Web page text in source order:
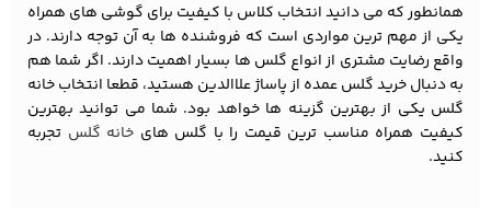
همانطور که می دانید انتخاب کلاس با کیفیت برای گوشی های همراه
یکی از مهم ترین مواردی است که فروشنده ها به آن توجه دارند. در
واقع رضایت مشتری از انواع گلس ها بسیار اهمیت دارند. اگر شما هم
به دنبال خرید گلس عمده از پاساژ علاالدین هستید، قطعا انتخاب خانه
گلس یکی از بهترین گزینه ها خواهد بود. شما می توانید بهترین
کیفیت همراه مناسب ترین قیمت را با گلس های خانه گلس تجربه
کنید.